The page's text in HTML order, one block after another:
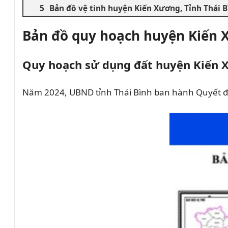
Bản đồ vệ tinh huyện Kiến Xương, Tỉnh Thái
Bản đồ quy hoạch huyện Kiến
Quy hoạch sử dụng đất huyện Kiến
Năm 2024, UBND tỉnh Thái Bình ban hành